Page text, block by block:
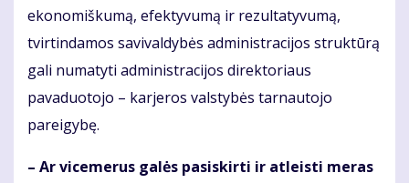
ekonomiškumą, efektyvumą ir rezultatyvumą,
tvirtindamos savivaldybės administracijos struktūrą
gali numatyti administracijos direktoriaus
pavaduotojo – karjeros valstybės tarnautojo
pareigybę.
– Ar vicemerus galės pasi­skirti ir atleisti meras